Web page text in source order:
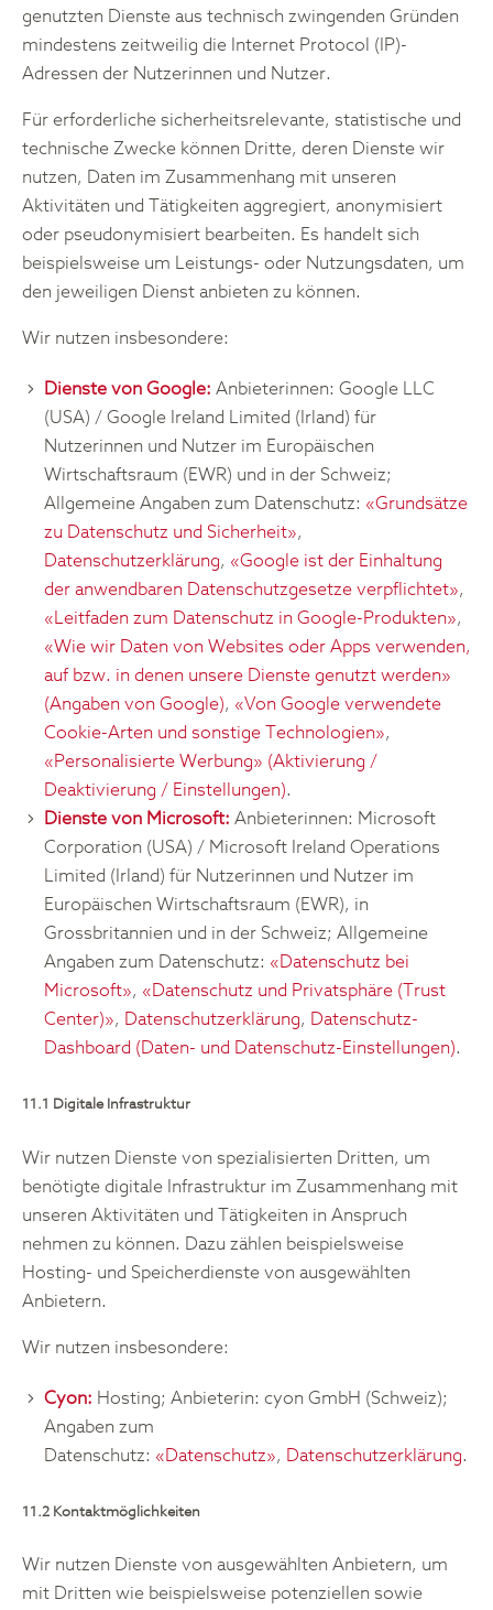
genutzten Dienste aus technisch zwingenden Gründen
mindestens zeitweilig die Internet Protocol (IP)-
Adressen der Nutzerinnen und Nutzer.
Für erforderliche sicherheitsrelevante, statistische und
technische Zwecke können Dritte, deren Dienste wir
nutzen, Daten im Zusammenhang mit unseren
Aktivitäten und Tätigkeiten aggregiert, anonymisiert
oder pseudonymisiert bearbeiten. Es handelt sich
beispielsweise um Leistungs- oder Nutzungsdaten, um
den jeweiligen Dienst anbieten zu können.
Wir nutzen insbesondere:
Dienste von Google: Anbieterinnen: Google LLC
(USA) / Google Ireland Limited (Irland) für
Nutzerinnen und Nutzer im Europäischen
Wirtschaftsraum (EWR) und in der Schweiz;
Allgemeine Angaben zum Datenschutz: «Grundsätze
zu Datenschutz und Sicherheit»,
Datenschutzerklärung, «Google ist der Einhaltung
der anwendbaren Datenschutzgesetze verpflichtet»,
«Leitfaden zum Datenschutz in Google-Produkten»,
«Wie wir Daten von Websites oder Apps verwenden,
auf bzw. in denen unsere Dienste genutzt werden»
(Angaben von Google), «Von Google verwendete
Cookie-Arten und sonstige Technologien»,
«Personalisierte Werbung» (Aktivierung /
Deaktivierung / Einstellungen).
Dienste von Microsoft: Anbieterinnen: Microsoft
Corporation (USA) / Microsoft Ireland Operations
Limited (Irland) für Nutzerinnen und Nutzer im
Europäischen Wirtschaftsraum (EWR), in
Grossbritannien und in der Schweiz; Allgemeine
Angaben zum Datenschutz: «Datenschutz bei
Microsoft», «Datenschutz und Privatsphäre (Trust
Center)», Datenschutzerklärung, Datenschutz-
Dashboard (Daten- und Datenschutz-Einstellungen).
11.1 Digitale Infrastruktur
Wir nutzen Dienste von spezialisierten Dritten, um
benötigte digitale Infrastruktur im Zusammenhang mit
unseren Aktivitäten und Tätigkeiten in Anspruch
nehmen zu können. Dazu zählen beispielsweise
Hosting- und Speicherdienste von ausgewählten
Anbietern.
Wir nutzen insbesondere:
Cyon: Hosting; Anbieterin: cyon GmbH (Schweiz);
Angaben zum
Datenschutz: «Datenschutz», Datenschutzerklärung.
11.2 Kontaktmöglichkeiten
Wir nutzen Dienste von ausgewählten Anbietern, um
mit Dritten wie beispielsweise potenziellen sowie